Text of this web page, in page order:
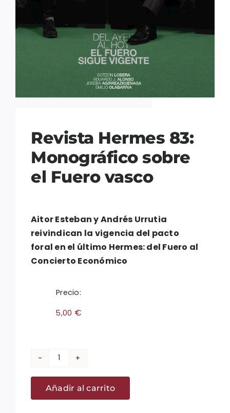
Revista Hermes 83:
Monográfico sobre
el Fuero vasco
Aitor Esteban y Andrés Urrutia
reivindican la vigencia del pacto
foral en el último Hermes: del Fuero al
Concierto Económico
Precio:
5,00 €
Revista
Hermes
83:
Añadir al carrito